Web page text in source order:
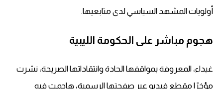
أولويات المشهد السياسي لدى متابعيها.
هجوم مباشر على الحكومة الليبية
غيداء، المعروفة بمواقفها الحادة وانتقاداتها الصريحة، نشرت
مؤخرًا مقطع فيديو عبر صفحتها الرسمية، هاجمت فيه